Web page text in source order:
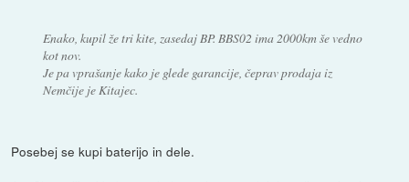
Enako, kupil že tri kite, zasedaj BP. BBS02 ima 2000km še vedno
kot nov.
Je pa vprašanje kako je glede garancije, čeprav prodaja iz
Nemčije je Kitajec.
Posebej se kupi baterijo in dele.